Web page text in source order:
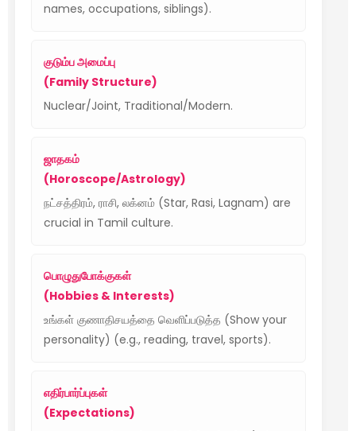
names, occupations, siblings).
குடும்ப அமைப்பு
(Family Structure)
Nuclear/Joint, Traditional/Modern.
ஜாதகம்
(Horoscope/Astrology)
நட்சத்திரம், ராசி, லக்னம் (Star, Rasi, Lagnam) are
crucial in Tamil culture.
பொழுதுபோக்குகள்
(Hobbies & Interests)
உங்கள் குணாதிசயத்தை வெளிப்படுத்த (Show your
personality) (e.g., reading, travel, sports).
எதிர்பார்ப்புகள்
(Expectations)